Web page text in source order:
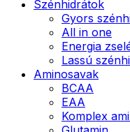
Szénhidrátok
Gyors
All in one
Energia
Lassú
Aminosavak
BCAA
EAA
Komplex